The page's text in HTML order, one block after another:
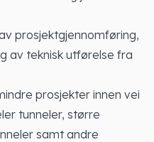
prosjektgjennomføring,
av teknisk utførelse fra
prosjekter innen vei
tunneler, større
samt andre